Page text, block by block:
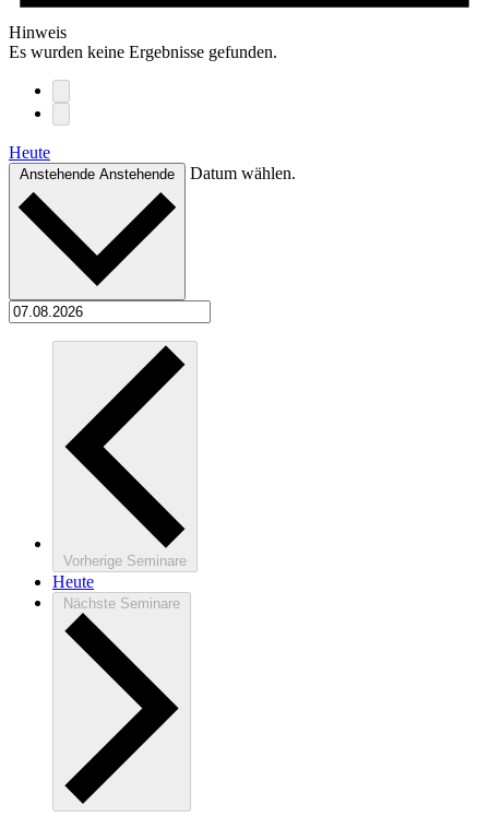
Hinweis
Es wurden keine Ergebnisse gefunden.
Heute
Anstehende Anstehende Datum wählen.
Vorherige Seminare
Heute
Nächste Seminare